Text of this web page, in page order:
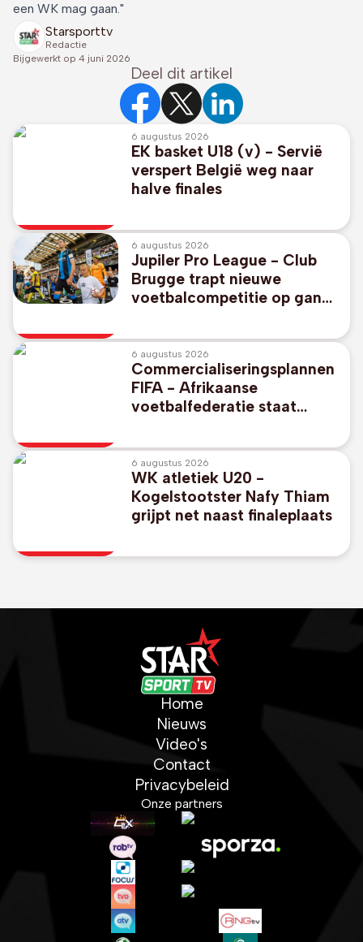
een WK mag gaan."
Starsporttv
Redactie
Bijgewerkt op 4 juni 2026
Deel dit artikel
6 augustus 2026
EK basket U18 (v) - Servië
verspert België weg naar
halve finales
6 augustus 2026
Jupiler Pro League - Club
Brugge trapt nieuwe
voetbalcompetitie op gang
Kortrijk
6 augustus 2026
Commercialiseringsplannen
FIFA - Afrikaanse
voetbalfederatie staat
voorzitter Gianni Infantino
6 augustus 2026
WK atletiek U20 -
Kogelstootster Nafy Thiam
grijpt net naast finaleplaats
Home
Nieuws
Video's
Contact
Privacybeleid
Onze partners